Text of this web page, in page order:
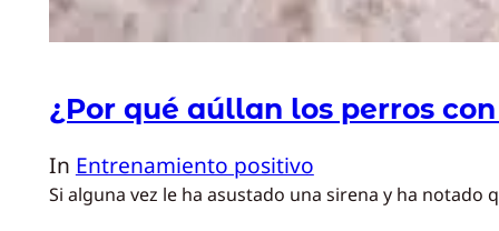
¿Por qué aúllan los perros
In Entrenamiento positivo
Si alguna vez le ha asustado una sirena y ha